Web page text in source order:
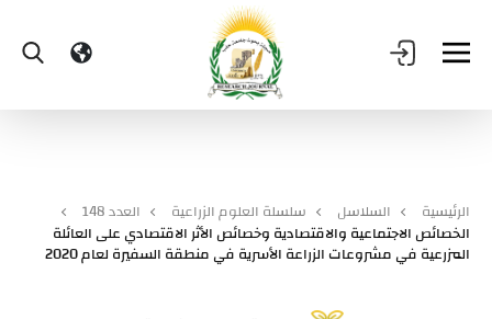
الرئيسية السلاسل سلسلة العلوم الزراعية
العدد 148
الخصائص الاجتماعية والاقتصادية وخصائص الأثر الاقتصادي على العائلة
المزرعية في مشروعات الزراعة الأسرية في منطقة السفيرة لعام 2020